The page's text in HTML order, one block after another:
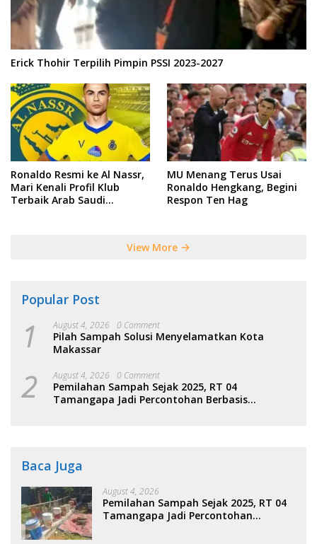
Erick Thohir Terpilih Pimpin PSSI 2023-2027
Ronaldo Resmi ke Al Nassr,
Mari Kenali Profil Klub
Terbaik Arab Saudi
MU Menang Terus Usai
Ronaldo Hengkang, Begini
Respon Ten Hag
View More
Popular Post
1 August 4, 2026 0 Comment
Pilah Sampah Solusi Menyelamatkan Kota
Makassar
2 August 4, 2026 0 Comment
Pemilahan Sampah Sejak 2025, RT 04
Tamangapa Jadi Percontohan Berbasis
Baca Juga
August 4, 2026
Pemilahan Sampah Sejak 2025, RT 04
Tamangapa Jadi Percontohan